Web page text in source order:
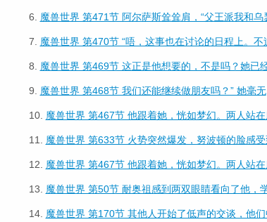
6. 魔兽世界 第471节 阿尔萨斯耸耸肩，“父王派我和乌
7. 魔兽世界 第470节 “唔，这事也在讨论的日程上。不
8. 魔兽世界 第469节 这正是他想要的，不是吗？她已
9. 魔兽世界 第468节 我们还能继续做朋友吗？” 她毫无
10. 魔兽世界 第467节 他跟着她，恍如梦幻。两人站
11. 魔兽世界 第633节 火势突然爆发，努波顿的脸感
12. 魔兽世界 第467节 他跟着她，恍如梦幻。两人站
13. 魔兽世界 第50节 耐奥祖感到两双眼睛看向了他，
14. 魔兽世界 第170节 其他人开始了低声的交谈，他